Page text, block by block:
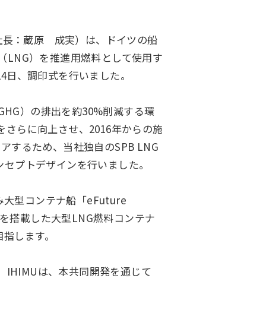
：蔵原 成実）は、ドイツの船
）を推進用燃料として使用す
、調印式を行いました。
）の排出を約30%削減する環
らに向上させ、2016年からの施
するため、当社独自のSPB LNG
プトデザインを行いました。
型コンテナ船「eFuture
搭載した大型LNG燃料コンテナ
します。
は、本共同開発を通じて